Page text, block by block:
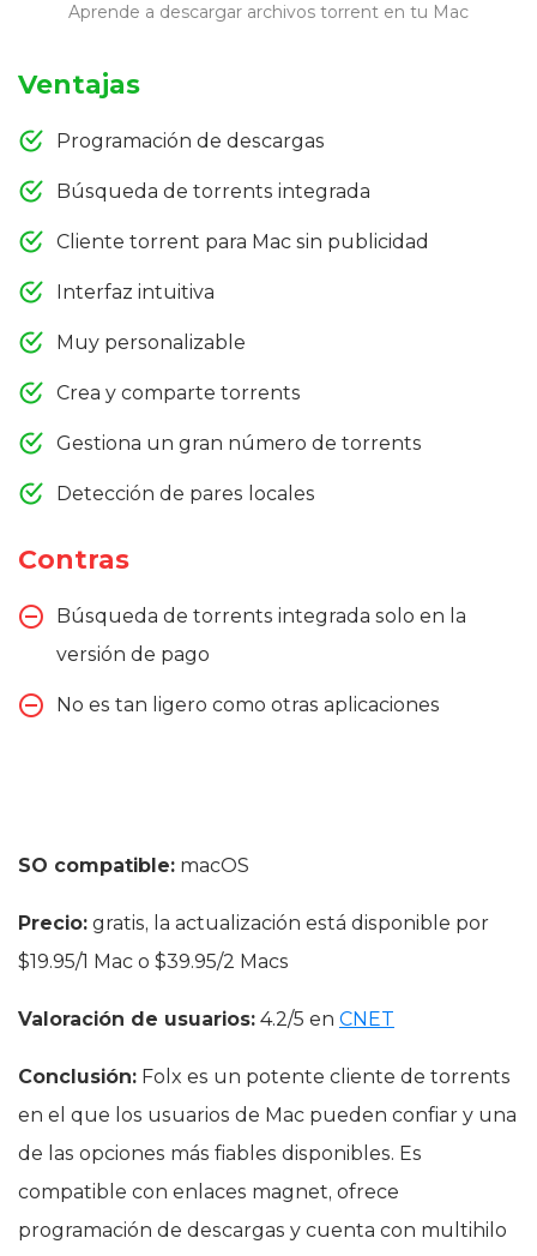
Aprende a descargar archivos torrent en tu Mac
Ventajas
Programación de descargas
Búsqueda de torrents integrada
Cliente torrent para Mac sin publicidad
Interfaz intuitiva
Muy personalizable
Crea y comparte torrents
Gestiona un gran número de torrents
Detección de pares locales
Contras
Búsqueda de torrents integrada solo en la
versión de pago
No es tan ligero como otras aplicaciones
SO compatible: macOS
Precio: gratis, la actualización está disponible por
$19.95/1 Mac o $39.95/2 Macs
Valoración de usuarios: 4.2/5 en CNET
Conclusión: Folx es un potente cliente de torrents
en el que los usuarios de Mac pueden confiar y una
de las opciones más fiables disponibles. Es
compatible con enlaces magnet, ofrece
programación de descargas y cuenta con multihilo